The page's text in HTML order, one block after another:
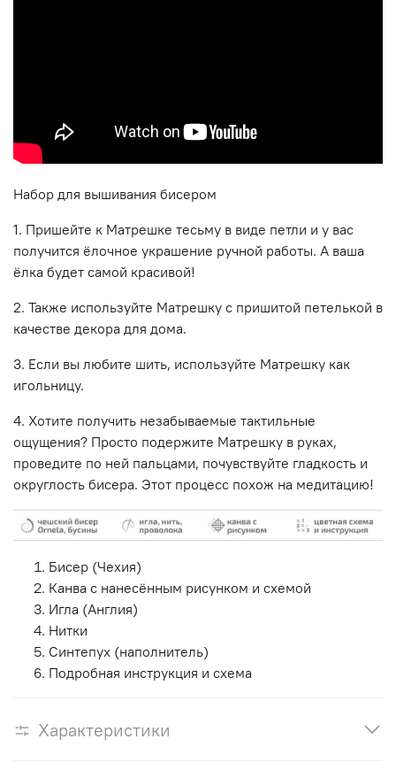
Набор для вышивания бисером
1. Пришейте к Матрешке тесьму в виде петли и у вас
получится ёлочное украшение ручной работы. А ваша
ёлка будет самой красивой!
2. Также используйте Матрешку с пришитой петелькой в
качестве декора для дома.
3. Если вы любите шить, используйте Матрешку как
игольницу.
4. Хотите получить незабываемые тактильные
ощущения? Просто подержите Матрешку в руках,
проведите по ней пальцами, почувствуйте гладкость и
округлость бисера. Этот процесс похож на медитацию!
Бисер (Чехия)
Канва с нанесённым рисунком и схемой
Игла (Англия)
Нитки
Синтепух (наполнитель)
Подробная инструкция и схема
Характеристики